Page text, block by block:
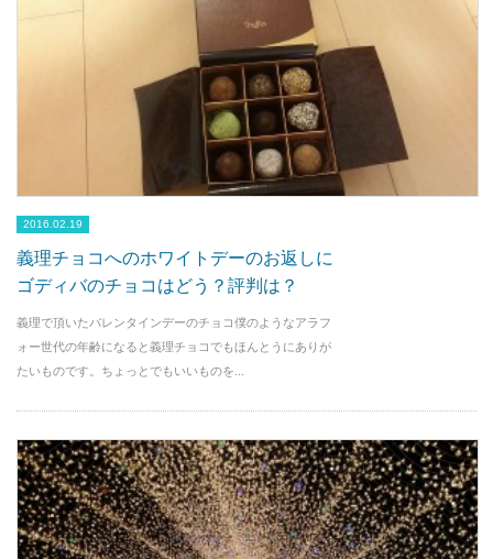
2016.02.19
義理チョコへのホワイトデーのお返しに
ゴディバのチョコはどう？評判は？
義理で頂いたバレンタインデーのチョコ僕のようなアラフ
ォー世代の年齢になると義理チョコでもほんとうにありが
たいものです。ちょっとでもいいものを...